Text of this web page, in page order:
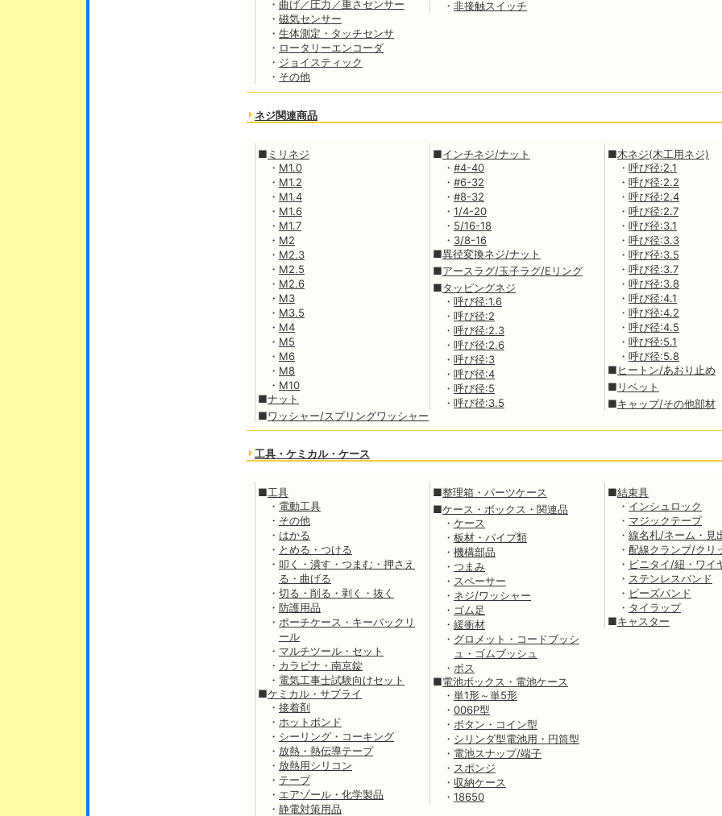
・ 曲げ／圧力／重さセンサー
・ 磁気センサー
・ 生体測定・タッチセンサ
・ ロータリーエンコーダ
・ ジョイスティック
・ その他
・ 非接触スイッチ
ネジ関連商品
■ ミリネジ
・ M1.0
・ M1.2
・ M1.4
・ M1.6
・ M1.7
・ M2
・ M2.3
・ M2.5
・ M2.6
・ M3
・ M3.5
・ M4
・ M5
・ M6
・ M8
・ M10
■ナット
■ワッシャー/スプリングワッシャー
■インチネジ/ナット
・ #4-40
・ #6-32
・ #8-32
・ 1/4-20
・ 5/16-18
・ 3/8-16
■異径変換ネジ/ナット
■アースラグ/玉子ラグ/Eリング
■タッピングネジ
・ 呼び径:1.6
・ 呼び径:2
・ 呼び径:2.3
・ 呼び径:2.6
・ 呼び径:3
・ 呼び径:4
・ 呼び径:5
・ 呼び径:3.5
■木ネジ(木工用ネジ)
・ 呼び径:2.1
・ 呼び径:2.2
・ 呼び径:2.4
・ 呼び径:2.7
・ 呼び径:3.1
・ 呼び径:3.3
・ 呼び径:3.5
・ 呼び径:3.7
・ 呼び径:3.8
・ 呼び径:4.1
・ 呼び径:4.2
・ 呼び径:4.5
・ 呼び径:5.1
・ 呼び径:5.8
■ヒートン/あおり止め
■ リベット
■キャップ/その他部材
工具・ケミカル・ケース
■工具
・ 電動工具
・ その他
・ はかる
・ とめる・つける
・ 叩く・潰す・つまむ・押さえ
る・曲げる
・ 切る・削る・剥く・抜く
・ 防護用品
・ ポーチケース・キーバックリ
ール
・ マルチツール・セット
・ カラビナ・南京錠
・ 電気工事士試験向けセット
■ケミカル・サプライ
・ 接着剤
・ ホットボンド
・ シーリング・コーキング
・ 放熱・熱伝導テープ
・ 放熱用シリコン
・ テープ
・ エアゾール・化学製品
・ 静電対策用品
■整理箱・パーツケース
■ケース・ボックス・関連品
・ ケース
・ 板材・パイプ類
・ 機構部品
・ つまみ
・ スペーサー
・ ネジ/ワッシャー
・ ゴム足
・ 緩衝材
・ グロメット・コードブッシ
ュ・ゴムブッシュ
・ ボス
■電池ボックス・電池ケース
・ 単1形～単5形
・ 006P型
・ ボタン・コイン型
・ シリンダ型電池用・円筒型
・ 電池スナップ/端子
・ スポンジ
・ 収納ケース
・ 18650
■結束具
・ インシュロック
・ マジックテープ
・ 線名札/ネーム・見
・ 配線クランプ/クリ
・ ビニタイ/紐・ワイ
・ ステンレスバンド
・ ビーズバンド
・ タイラップ
■キャスター